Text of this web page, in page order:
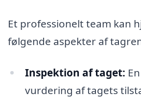
Et professionelt team kan
følgende aspekter af
Inspektion af taget:
vurdering af tagets